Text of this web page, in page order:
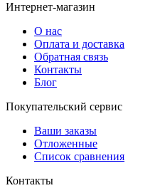
Интернет-магазин
О нас
Оплата и доставка
Обратная связь
Контакты
Блог
Покупательский сервис
Ваши заказы
Отложенные
Список сравнения
Контакты